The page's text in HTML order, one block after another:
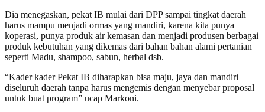
Dia menegaskan, pekat IB mulai dari DPP sampai tingkat daerah
harus mampu menjadi ormas yang mandiri, karena kita punya
koperasi, punya produk air kemasan dan menjadi produsen berbagai
produk kebutuhan yang dikemas dari bahan bahan alami pertanian
seperti Madu, shampoo, sabun, herbal dsb.
“Kader kader Pekat IB diharapkan bisa maju, jaya dan mandiri
diseluruh daerah tanpa harus mengemis dengan menyebar proposal
untuk buat program” ucap Markoni.